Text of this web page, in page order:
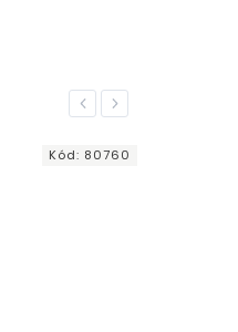
Previous
Kód:34552
Next